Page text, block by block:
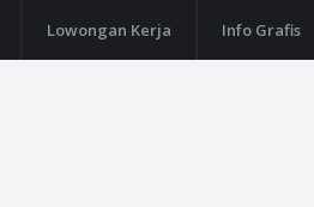
Lowongan Kerja Info Grafis